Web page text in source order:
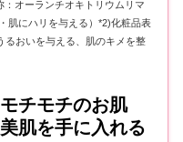
オーランチオキトリウムリマ
肌にハリを与える）*2)化粧品表
るおいを与える、肌のキメを整
チモチのお肌
肌を手に入れる